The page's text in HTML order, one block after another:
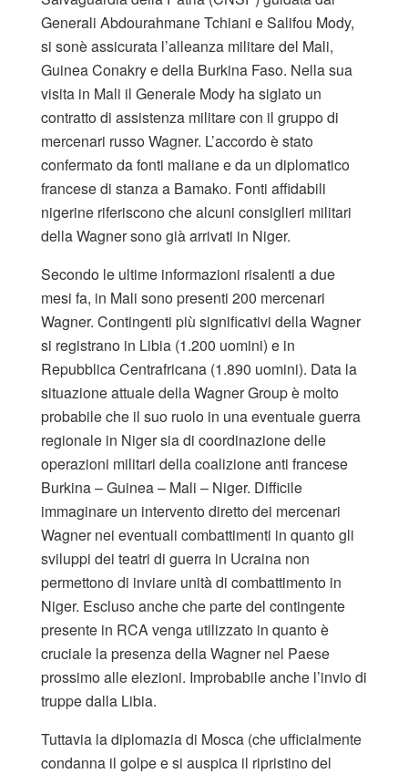
Generali Abdourahmane Tchiani e Salifou Mody,
si sonè assicurata l’alleanza militare del Mali,
Guinea Conakry e della Burkina Faso. Nella sua
visita in Mali il Generale Mody ha siglato un
contratto di assistenza militare con il gruppo di
mercenari russo Wagner. L’accordo è stato
confermato da fonti maliane e da un diplomatico
francese di stanza a Bamako. Fonti affidabili
nigerine riferiscono che alcuni consiglieri militari
della Wagner sono già arrivati in Niger.
Secondo le ultime informazioni risalenti a due
mesi fa, in Mali sono presenti 200 mercenari
Wagner. Contingenti più significativi della Wagner
si registrano in Libia (1.200 uomini) e in
Repubblica Centrafricana (1.890 uomini). Data la
situazione attuale della Wagner Group è molto
probabile che il suo ruolo in una eventuale guerra
regionale in Niger sia di coordinazione delle
operazioni militari della coalizione anti francese
Burkina – Guinea – Mali – Niger. Difficile
immaginare un intervento diretto dei mercenari
Wagner nei eventuali combattimenti in quanto gli
sviluppi dei teatri di guerra in Ucraina non
permettono di inviare unità di combattimento in
Niger. Escluso anche che parte del contingente
presente in RCA venga utilizzato in quanto è
cruciale la presenza della Wagner nel Paese
prossimo alle elezioni. Improbabile anche l’invio di
truppe dalla Libia.
Tuttavia la diplomazia di Mosca (che ufficialmente
condanna il golpe e si auspica il ripristino del